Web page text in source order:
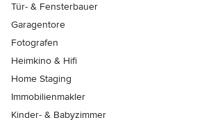
Tür- & Fensterbauer
Garagentore
Fotografen
Heimkino & Hifi
Home Staging
Immobilienmakler
Kinder- & Babyzimmer